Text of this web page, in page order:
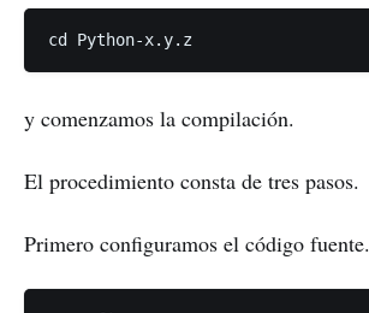
y comenzamos la compilación.
El procedimiento consta de tres pasos.
Primero configuramos el código fuente.